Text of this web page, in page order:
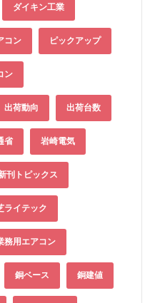
ダイキン工業
コン ピックアップ
ン
出荷動向 出荷台数
省 岩崎電気
刊トピックス
ライテック
務用エアコン
銅ベース 銅建値